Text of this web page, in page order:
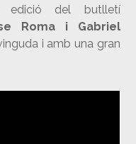
edició del butlletí
Roma i Gabriel
i amb una gran